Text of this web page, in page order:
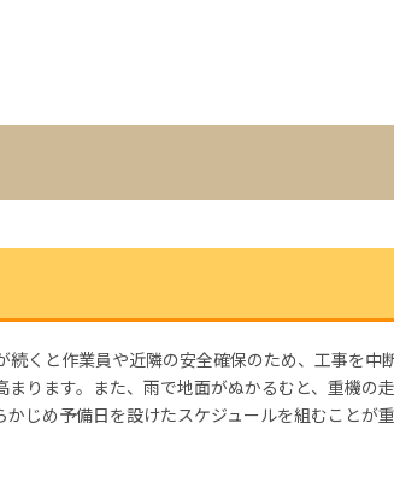
くと作業員や近隣の安全確保のため、工事を中
ります。また、雨で地面がぬかるむと、重機の
かじめ予備日を設けたスケジュールを組むことが